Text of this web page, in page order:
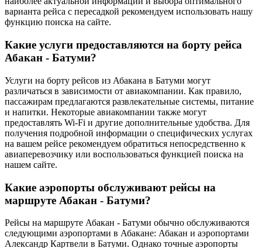
варианта рейса с пересадкой рекомендуем использовать нашу
функцию поиска на сайте.
Какие услуги предоставляются на борту рейса
Абакан - Батуми?
Услуги на борту рейсов из Абакана в Батуми могут
различаться в зависимости от авиакомпании. Как правило,
пассажирам предлагаются развлекательные системы, питание
и напитки. Некоторые авиакомпании также могут
предоставлять Wi-Fi и другие дополнительные удобства. Для
получения подробной информации о специфических услугах
на вашем рейсе рекомендуем обратиться непосредственно к
авиаперевозчику или воспользоваться функцией поиска на
нашем сайте.
Какие аэропорты обслуживают рейсы на
маршруте Абакан - Батуми?
Рейсы на маршруте Абакан - Батуми обычно обслуживаются
следующими аэропортами в Абакане: Абакан и аэропортами
Александр Картвели в Батуми. Однако точные аэропорты